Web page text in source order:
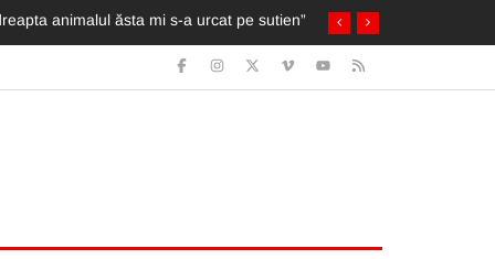
ia foc. Imagini greu de privit